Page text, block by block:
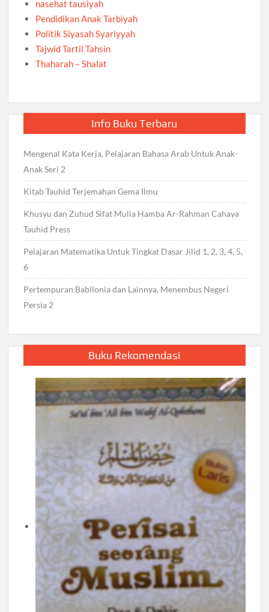
nasehat tausiyah
Pendidikan Anak Tarbiyah
Politik Siyasah Syariyyah
Tajwid Tartil Tahsin
Thaharah – Shalat
Info Buku Terbaru
Mengenal Kata Kerja, Pelajaran Bahasa Arab Untuk Anak-
Anak Seri 2
Kitab Tauhid Terjemahan Gema Ilmu
Khusyu dan Zuhud Sifat Mulia Hamba Ar-Rahman Cahaya
Tauhid Press
Pelajaran Matematika Untuk Tingkat Dasar Jilid 1, 2, 3, 4, 5,
6
Pertempuran Babilonia dan Lainnya, Menembus Negeri
Persia 2
Buku Rekomendasi